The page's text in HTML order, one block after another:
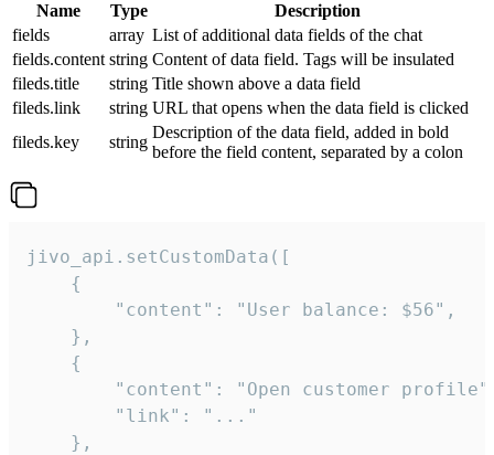
Name Type
Description
fields
array List of additional data fields of the chat
fields.content string Content of data field. Tags will be insulated
fileds.title
string Title shown above a data field
fileds.link
string URL that opens when the data field is clicked
fileds.key
string
Description of the data field, added in bold
before the field content, separated by a colon
jivo_api.setCustomData([
    {
        "content": "User balance: $56",
    },
    {
"content": "Open customer
        "link": "..."
    },